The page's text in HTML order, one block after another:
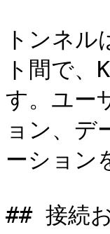
トンネ
ト間で
す。ユー
ョン、デ
ーション
## 接続